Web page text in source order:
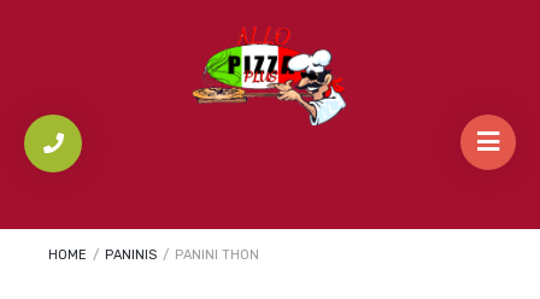
HOME / PANINIS / PANINI THON